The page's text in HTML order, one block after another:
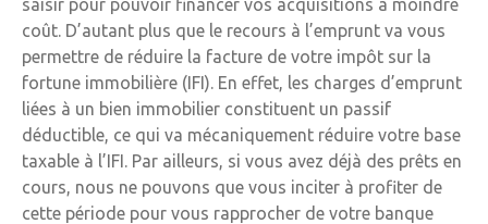
saisir pour pouvoir financer vos acquisitions à moindre
coût. D’autant plus que le recours à l’emprunt va vous
permettre de réduire la facture de votre impôt sur la
fortune immobilière (IFI). En effet, les charges d’emprunt
liées à un bien immobilier constituent un passif
déductible, ce qui va mécaniquement réduire votre base
taxable à l’IFI. Par ailleurs, si vous avez déjà des prêts en
cours, nous ne pouvons que vous inciter à profiter de
cette période pour vous rapprocher de votre banque